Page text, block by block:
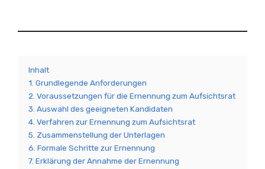
Inhalt
1. Grundlegende Anforderungen
2. Voraussetzungen für die Ernennung zum Aufsichtsrat
3. Auswahl des geeigneten Kandidaten
4. Verfahren zur Ernennung zum Aufsichtsrat
5. Zusammenstellung der Unterlagen
6. Formale Schritte zur Ernennung
7. Erklärung der Annahme der Ernennung